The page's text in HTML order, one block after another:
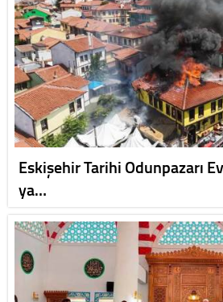
Eskişehir Tarihi Odunpazarı
ya…